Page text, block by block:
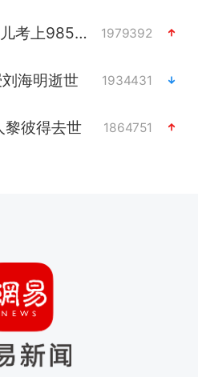
41岁女子为鼓励女儿考上985研究生 1979392
海明逝世 1934431
黎彼得去世 1864751